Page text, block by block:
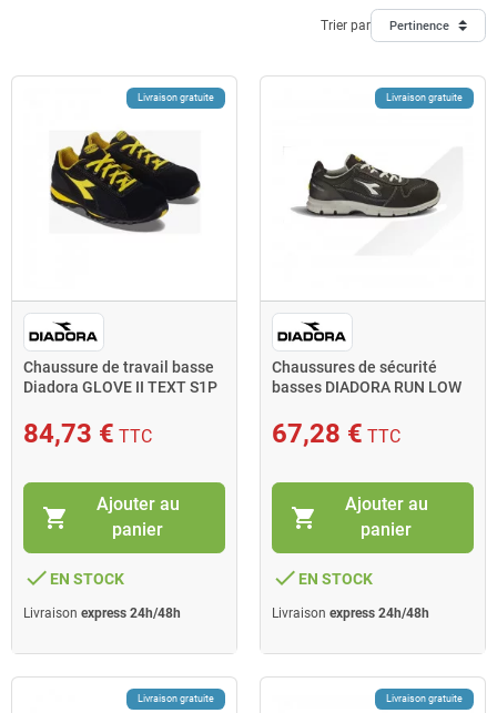
Trier par Pertinence
Livraison gratuite
Chaussure de travail basse
Diadora GLOVE II TEXT S1P
84,73 € TTC
shopping_cart
Ajouter au
panier
done EN STOCK
Livraison express 24h/48h
Livraison gratuite
Chaussures de sécurité
basses DIADORA RUN LOW
67,28 € TTC
shopping_cart
Ajouter au
panier
done EN STOCK
Livraison express 24h/48h
Livraison gratuite Livraison gratuite